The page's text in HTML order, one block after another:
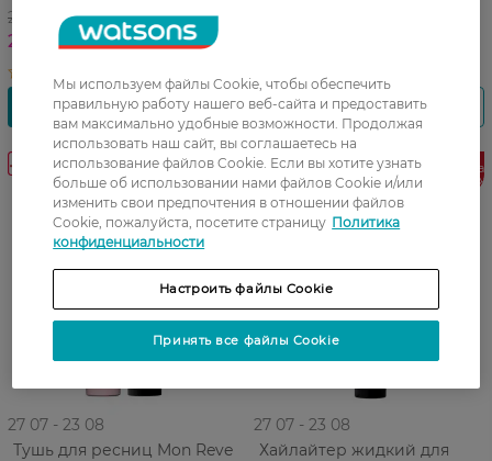
285,99 ГРН
228,99 ГРН
-20%
27 07 - 23 08
Тушь для ресниц Mon Reve
Финальная
27 07 - 23 08
Хайлайтер жидкий для
Мы используем файлы Cookie, чтобы обеспечить
правильную работу нашего веб-сайта и предоставить
вам максимально удобные возможности. Продолжая
использовать наш сайт, вы соглашаетесь на
использование файлов Cookie. Если вы хотите узнать
больше об использовании нами файлов Cookie и/или
изменить свои предпочтения в отношении файлов
Cookie, пожалуйста, посетите страницу Политика
конфиденциальности
Настроить файлы Cookie
Принять все файлы Cookie